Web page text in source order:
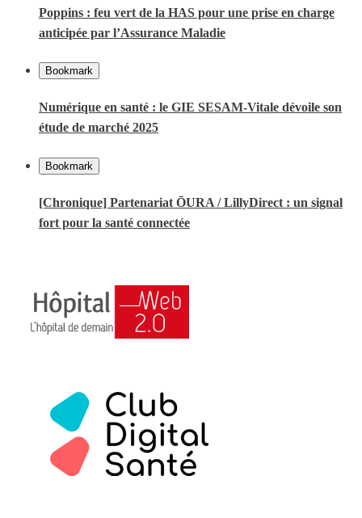
Poppins : feu vert de la HAS pour une prise en charge
anticipée par l’Assurance Maladie
Bookmark
Numérique en santé : le GIE SESAM-Vitale dévoile son
étude de marché 2025
Bookmark
[Chronique] Partenariat ŌURA / LillyDirect : un signal
fort pour la santé connectée